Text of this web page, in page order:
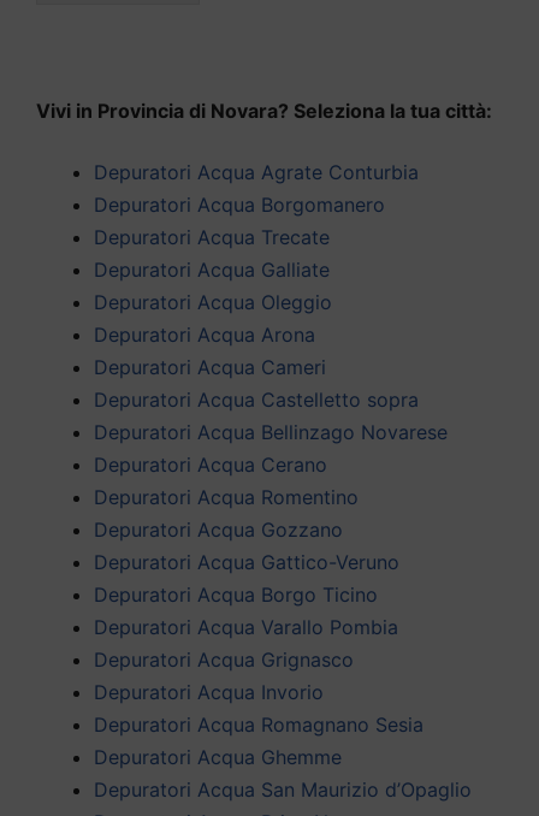
Vivi in Provincia di Novara? Seleziona la tua città:
Depuratori Acqua Agrate Conturbia
Depuratori Acqua Borgomanero
Depuratori Acqua Trecate
Depuratori Acqua Galliate
Depuratori Acqua Oleggio
Depuratori Acqua Arona
Depuratori Acqua Cameri
Depuratori Acqua Castelletto sopra
Depuratori Acqua Bellinzago Novarese
Depuratori Acqua Cerano
Depuratori Acqua Romentino
Depuratori Acqua Gozzano
Depuratori Acqua Gattico-Veruno
Depuratori Acqua Borgo Ticino
Depuratori Acqua Varallo Pombia
Depuratori Acqua Grignasco
Depuratori Acqua Invorio
Depuratori Acqua Romagnano Sesia
Depuratori Acqua Ghemme
Depuratori Acqua San Maurizio d’Opaglio